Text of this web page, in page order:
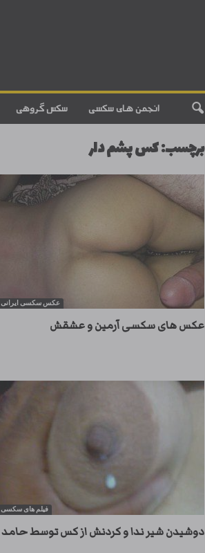
سکس گروهی انجمن های سکسی
برچسب: کس پشم دار
عکس سکسی ایرانی
عکس های سکسی آرمین و عشقش
فیلم های سکسی
دوشیدن شیر ندا و کردنش از کس توسط حامد